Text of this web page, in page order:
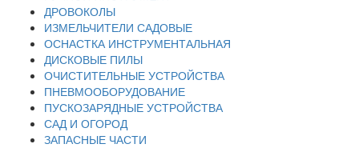
ДРОВОКОЛЫ
ИЗМЕЛЬЧИТЕЛИ САДОВЫЕ
ОСНАСТКА ИНСТРУМЕНТАЛЬНАЯ
ДИСКОВЫЕ ПИЛЫ
ОЧИСТИТЕЛЬНЫЕ УСТРОЙСТВА
ПНЕВМООБОРУДОВАНИЕ
ПУСКОЗАРЯДНЫЕ УСТРОЙСТВА
САД И ОГОРОД
ЗАПАСНЫЕ ЧАСТИ